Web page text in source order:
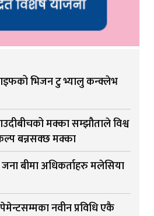
भिजन टु भ्यालु कन्क्लेभ
मक्का सम्झौताले विश्व
बन्नसक्छ मक्का
बीमा अधिकर्ताहरु मलेसिया
नवीन प्रविधि एकै